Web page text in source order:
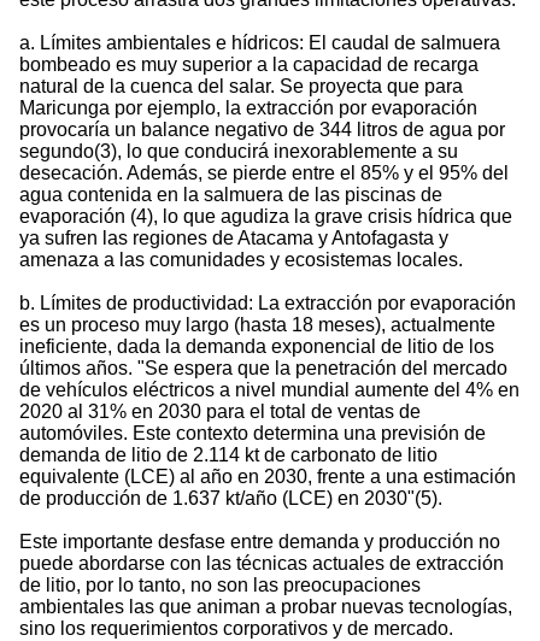
a. Límites ambientales e hídricos: El caudal de salmuera
bombeado es muy superior a la capacidad de recarga
natural de la cuenca del salar. Se proyecta que para
Maricunga por ejemplo, la extracción por evaporación
provocaría un balance negativo de 344 litros de agua por
segundo(3), lo que conducirá inexorablemente a su
desecación. Además, se pierde entre el 85% y el 95% del
agua contenida en la salmuera de las piscinas de
evaporación (4), lo que agudiza la grave crisis hídrica que
ya sufren las regiones de Atacama y Antofagasta y
amenaza a las comunidades y ecosistemas locales.
b. Límites de productividad: La extracción por evaporación
es un proceso muy largo (hasta 18 meses), actualmente
ineficiente, dada la demanda exponencial de litio de los
últimos años. "Se espera que la penetración del mercado
de vehículos eléctricos a nivel mundial aumente del 4% en
2020 al 31% en 2030 para el total de ventas de
automóviles. Este contexto determina una previsión de
demanda de litio de 2.114 kt de carbonato de litio
equivalente (LCE) al año en 2030, frente a una estimación
de producción de 1.637 kt/año (LCE) en 2030"(5).
Este importante desfase entre demanda y producción no
puede abordarse con las técnicas actuales de extracción
de litio, por lo tanto, no son las preocupaciones
ambientales las que animan a probar nuevas tecnologías,
sino los requerimientos corporativos y de mercado.